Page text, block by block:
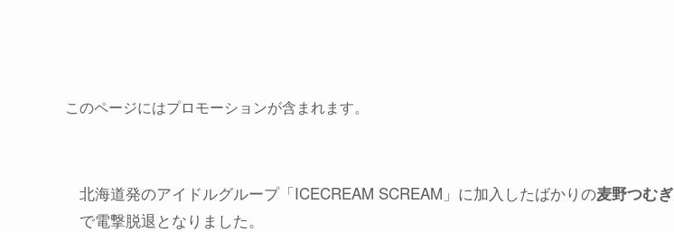
このページにはプロモーションが含まれます。
北海道発のアイドルグループ「ICECREAM SCREAM」に加入したばかりの麦野つむぎ
で電撃脱退となりました。